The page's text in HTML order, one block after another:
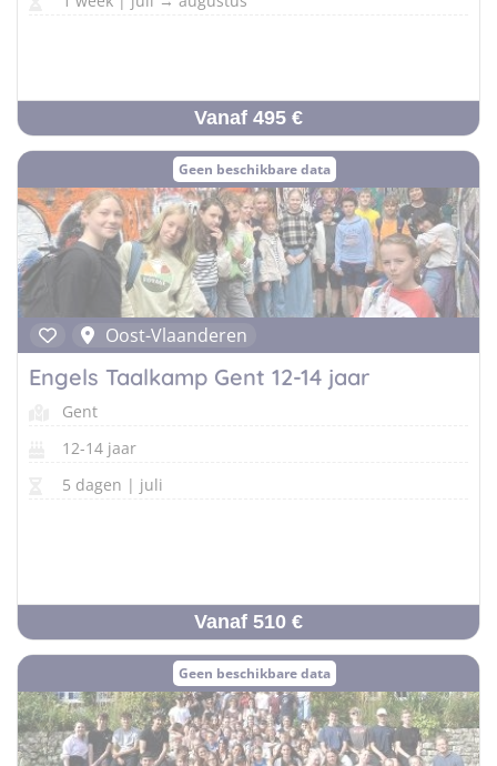
Vanaf 495 €
Geen beschikbare data
Oost-Vlaanderen
Engels Taalkamp Gent 12-14 jaar
Gent
12-14 jaar
5 dagen | juli
Vanaf 510 €
Geen beschikbare data